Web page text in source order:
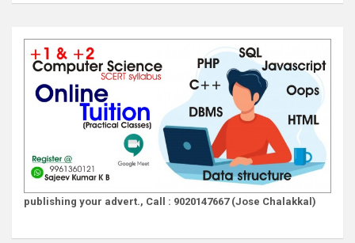
publishing your advert., Call : 9020147667 (Jose Chalakkal)